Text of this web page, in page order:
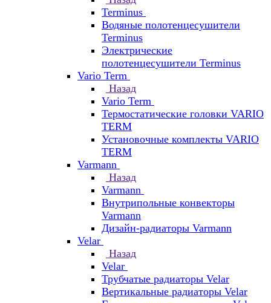
Terminus
Водяные полотенцесушители
Terminus
Электрические
полотенцесушители Terminus
Vario Term
Назад
Vario Term
Термостатические головки VARIO
TERM
Установочные комплекты VARIO
TERM
Varmann
Назад
Varmann
Внутрипольные конвекторы
Varmann
Дизайн-радиаторы Varmann
Velar
Назад
Velar
Трубчатые радиаторы Velar
Вертикальные радиаторы Velar